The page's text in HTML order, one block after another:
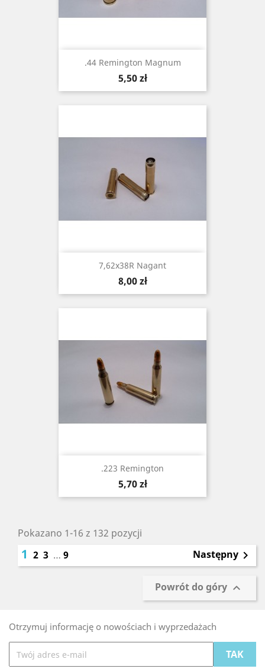
.44 Remington Magnum
Cena
5,50 zł
7,62x38R Nagant
Cena
8,00 zł
.223 Remington
Cena
5,70 zł
Pokazano 1-16 z 132 pozycji
1 2 3 … 9 Następny 
Powrót do góry 
Otrzymuj informację o nowościach i wyprzedażach